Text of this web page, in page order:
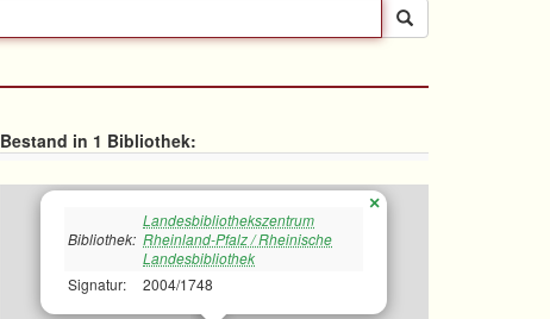
Bestand in 1 Bibliothek:
×
Bibliothek:
Landesbibliothekszentrum
Rheinland-Pfalz / Rheinische
Landesbibliothek
Signatur:
2004/1748